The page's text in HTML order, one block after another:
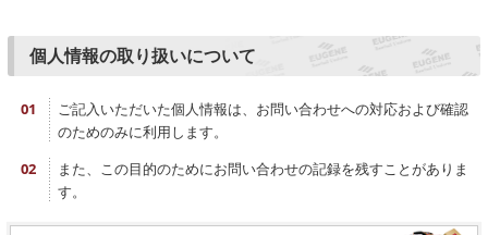
個人情報の取り扱いについて
ご記入いただいた個人情報は、お問い合わせへの対応および確認
のためのみに利用します。
また、この目的のためにお問い合わせの記録を残すことがありま
す。